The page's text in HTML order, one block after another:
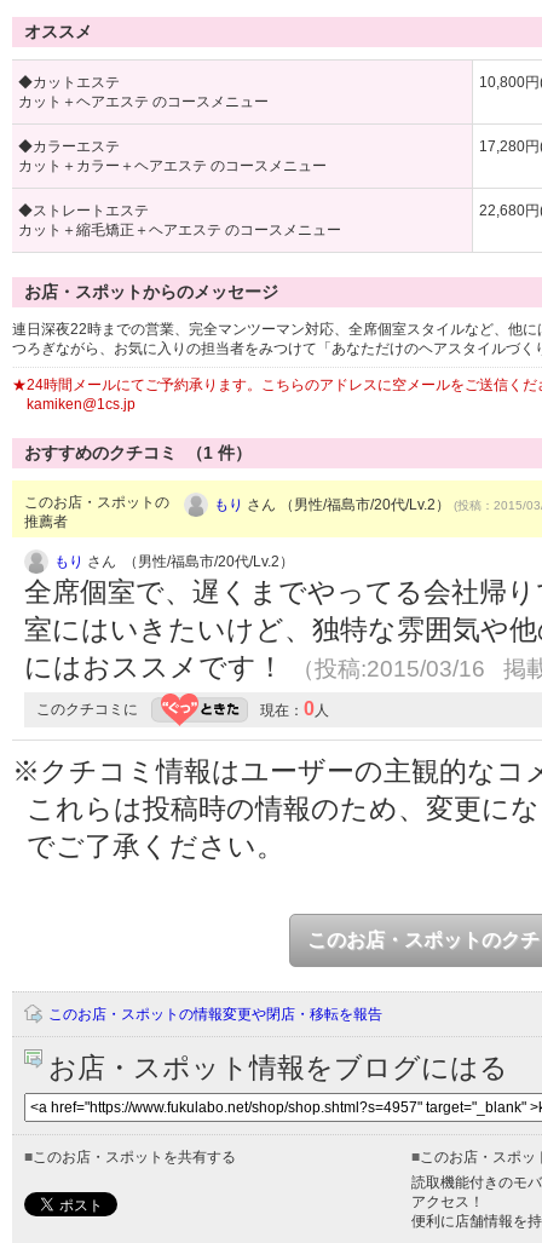
オススメ
◆カットエステ
カット＋ヘアエステ のコースメニュー
10,800
◆カラーエステ
カット＋カラー＋ヘアエステ のコースメニュー
17,280
◆ストレートエステ
カット＋縮毛矯正＋ヘアエステ のコースメニュー
22,680
お店・スポットからのメッセージ
連日深夜22時までの営業、完全マンツーマン対応、全席個室スタイルなど、他
つろぎながら、お気に入りの担当者をみつけて「あなただけのヘアスタイルづ
★24時間メールにてご予約承ります。こちらのアドレスに空メールをご送信くだ
kamiken@1cs.jp
おすすめのクチコミ （1 件）
このお店・スポットの
推薦者
もり さん （男性/福島市/20代/Lv.2） (投稿：2015/
もり さん （男性/福島市/20代/Lv.2）
全席個室で、遅くまでやってる会社帰
室にはいきたいけど、独特な雰囲気や
にはおススメです！
（投稿:2015/03/16 掲
このクチコミに 現在： 0人
※クチコミ情報はユーザーの主観的なコ
これらは投稿時の情報のため、変更に
でご了承ください。
このお店・スポットのク
このお店・スポットの情報変更や閉店・移転を報告
お店・スポット情報をブログにはる
■このお店・スポットを共有する ■このお店・スポッ
読取機能付きのモ
アクセス！
便利に店舗情報を